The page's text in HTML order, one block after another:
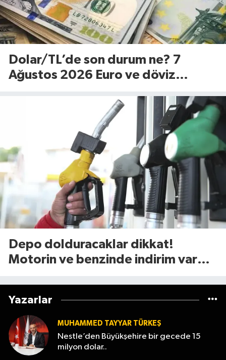
Dolar/TL’de son durum ne? 7
Ağustos 2026 Euro ve döviz
Depo dolduracaklar dikkat!
Motorin ve benzinde indirim var
Yazarlar
MUHAMMED TAYYAR TÜRKEŞ
Nestle’den Büyükşehire bir gecede 15
milyon dolar..